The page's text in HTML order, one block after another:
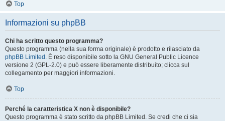
Top
Informazioni su phpBB
Chi ha scritto questo programma?
Questo programma (nella sua forma originale) è prodotto e rilasciato da
phpBB Limited . È reso disponibile sotto la GNU General Public Licence
versione 2 (GPL-2.0) e può essere liberamente distribuito; clicca sul
collegamento per maggiori informazioni.
Top
Perché la caratteristica X non è disponibile?
Questo programma è stato scritto da phpBB Limited. Se credi che ci sia